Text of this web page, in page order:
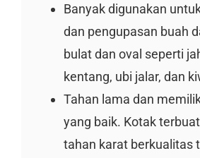
Banyak digunakan
dan pengupasan buah
bulat dan oval seperti
kentang, ubi jalar, dan
Tahan lama dan
yang baik. Kotak
tahan karat berkualitas